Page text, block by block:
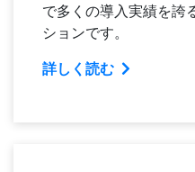
で多くの導入実績を誇
ションです。
詳しく読む